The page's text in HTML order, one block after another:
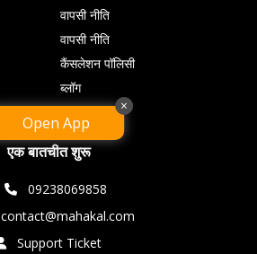
वापसी नीति
वापसी नीति
कैंसलेशन पॉलिसी
ब्लॉग
एक बातचीत शुरू
09238069858
contact@mahakal.com
Support Ticket
Open App
×